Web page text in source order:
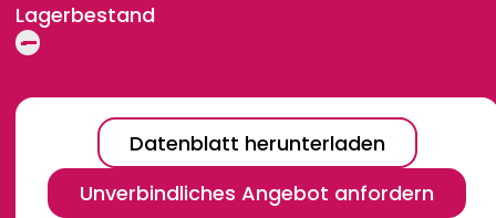
Lagerbestand
Datenblatt herunterladen
Unverbindliches Angebot anfordern